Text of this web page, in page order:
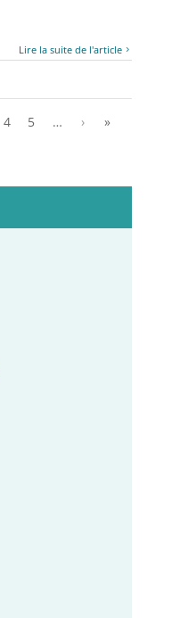
Lire la suite de l'article
4 5 … › »